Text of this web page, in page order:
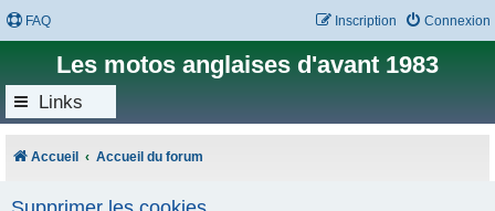
FAQ Connexion
Inscription
Les motos anglaises d'avant 1983
Links
Accueil Accueil du forum